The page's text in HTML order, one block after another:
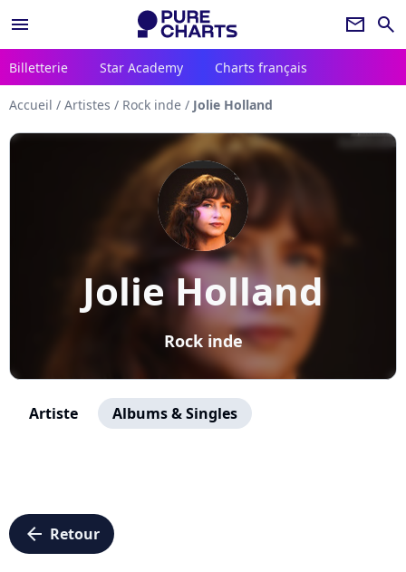
menu newsletter search
Billetterie Star Academy Charts français
Accueil / Artistes / Rock inde / Jolie Holland
Jolie Holland
Rock inde
Artiste Albums & Singles
arrow_left Retour